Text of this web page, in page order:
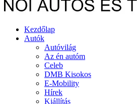
Kezdőlap
Autók
Autóvilág
Az én autóm
Celeb
DMB Kisokos
E-Mobility
Hírek
Kiállítás